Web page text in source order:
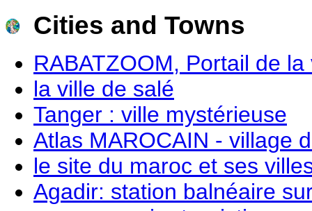
Cities and Towns
RABATZOOM, Portail de
la ville de salé
Tanger : ville mystérieuse
Atlas MAROCAIN - village
le site du maroc et ses
Agadir: station balnéaire